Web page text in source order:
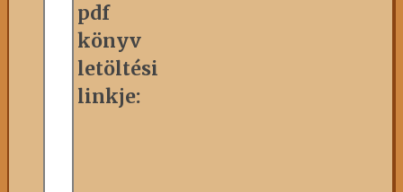
pdf
könyv
letöltési
linkje: